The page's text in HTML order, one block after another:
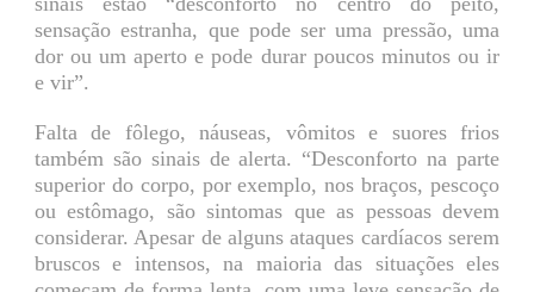
sensação estranha, que pode ser uma pressão, uma
dor ou um aperto e pode durar poucos minutos ou ir
e vir”.
Falta de fôlego, náuseas, vômitos e suores frios
também são sinais de alerta. “Desconforto na parte
superior do corpo, por exemplo, nos braços, pescoço
ou estômago, são sintomas que as pessoas devem
considerar. Apesar de alguns ataques cardíacos serem
bruscos e intensos, na maioria das situações eles